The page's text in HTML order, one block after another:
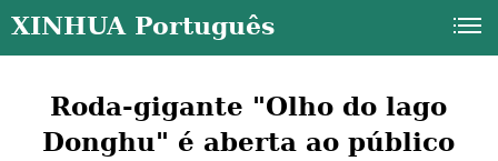
XINHUA Português
Roda-gigante "Olho do lago
Donghu" é aberta ao público